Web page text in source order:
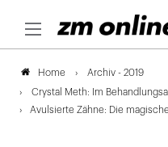
Home Archiv - 2019
Crystal Meth: Im
Avulsierte Zähne: Die